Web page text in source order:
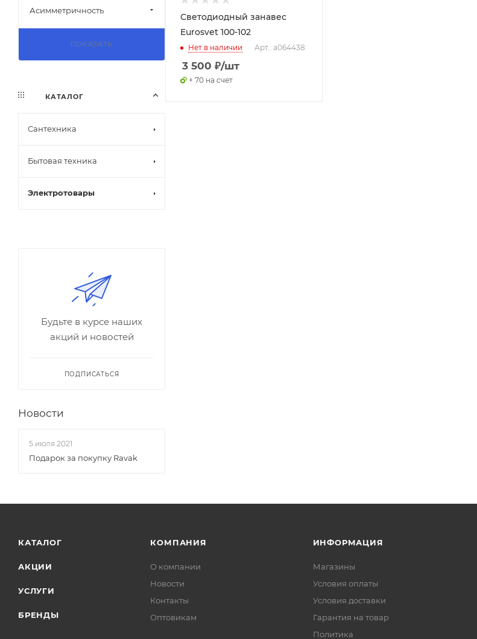
Светодиодный занавес
Eurosvet 100-102
Нет в наличии Арт.: a064438
3 500 ₽/шт
+ 70 на счет
Асимметричность
ПОКАЗАТЬ
КАТАЛОГ
Сантехника
Бытовая техника
Электротовары
Будьте в курсе наших
акций и новостей
ПОДПИСАТЬСЯ
Новости
5 июля 2021
Подарок за покупку Ravak
КАТАЛОГ
АКЦИИ
УСЛУГИ
БРЕНДЫ
КОМПАНИЯ
О компании
Новости
Контакты
Оптовикам
ИНФОРМАЦИЯ
Магазины
Условия оплаты
Условия доставки
Гарантия на товар
Политика